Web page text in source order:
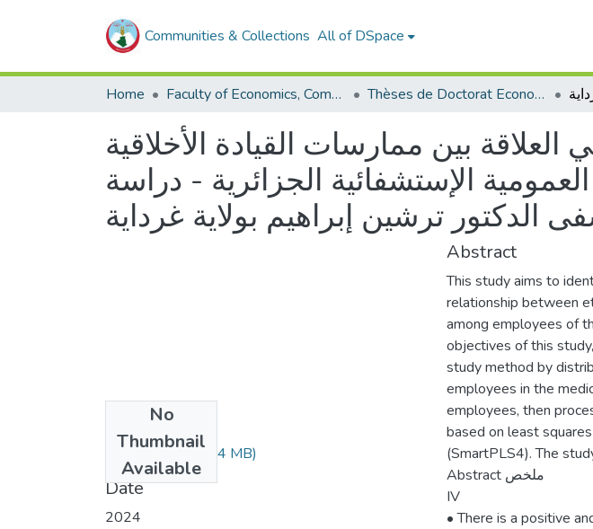
Communities & Collections All of DSpace
Home Faculty of Economics, Commercial Sciences and Management Sciences Thèses de Doctorat Economie
بين ممارسات القيادة الأخلاقية
الإستشفائية الجزائرية - دراسة
الدكتور ترشين إبراهيم بولاية غرداية
No
Thumbnail
Available
GES.3.28.pdf(6.74 MB)
Date
2024
Abstract
This study aims to
relationship between
among employees of
objectives of this
study method by
employees in the
employees, then
based on least
(SmartPLS4). The
Abstract ملخص
IV
• There is a positive